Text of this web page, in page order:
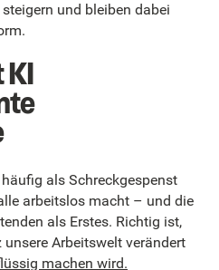
und bleiben dabei
als Schreckgespenst
arbeitslos macht – und die
als Erstes. Richtig ist,
Arbeitswelt verändert
machen wird.